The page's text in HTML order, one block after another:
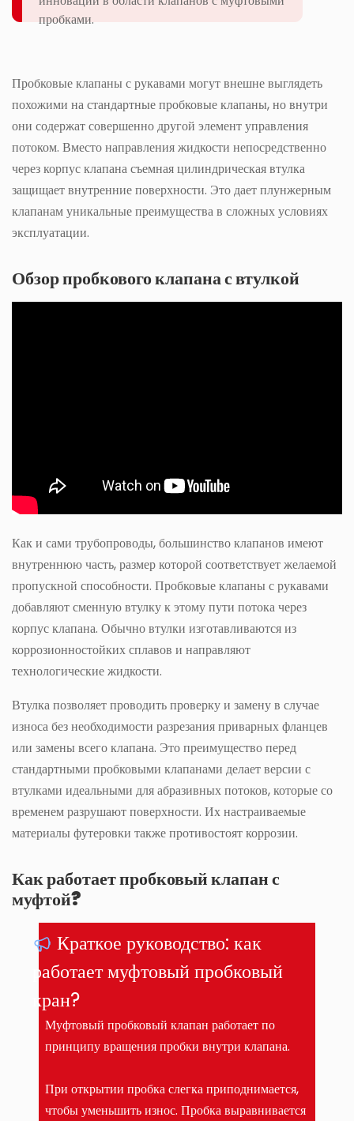
пробками.
Пробковые клапаны с рукавами могут внешне выглядеть
похожими на стандартные пробковые клапаны, но внутри
они содержат совершенно другой элемент управления
потоком. Вместо направления жидкости непосредственно
через корпус клапана съемная цилиндрическая втулка
защищает внутренние поверхности. Это дает плунжерным
клапанам уникальные преимущества в сложных условиях
эксплуатации.
Обзор пробкового клапана с втулкой
Как и сами трубопроводы, большинство клапанов имеют
внутреннюю часть, размер которой соответствует желаемой
пропускной способности. Пробковые клапаны с рукавами
добавляют сменную втулку к этому пути потока через
корпус клапана. Обычно втулки изготавливаются из
коррозионностойких сплавов и направляют
технологические жидкости.
Втулка позволяет проводить проверку и замену в случае
износа без необходимости разрезания приварных фланцев
или замены всего клапана. Это преимущество перед
стандартными пробковыми клапанами делает версии с
втулками идеальными для абразивных потоков, которые со
временем разрушают поверхности. Их настраиваемые
материалы футеровки также противостоят коррозии.
Как работает пробковый клапан с
муфтой?
Краткое руководство: как
работает муфтовый пробковый
кран?
Муфтовый пробковый клапан работает по
принципу вращения пробки внутри клапана.
При открытии пробка слегка приподнимается,
чтобы уменьшить износ. Пробка выравнивается